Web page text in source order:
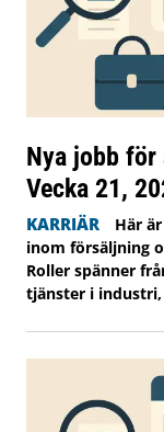
Nya jobb
Vecka 21,
KARRIÄR
Här
inom försäljning
Roller spänner
tjänster i